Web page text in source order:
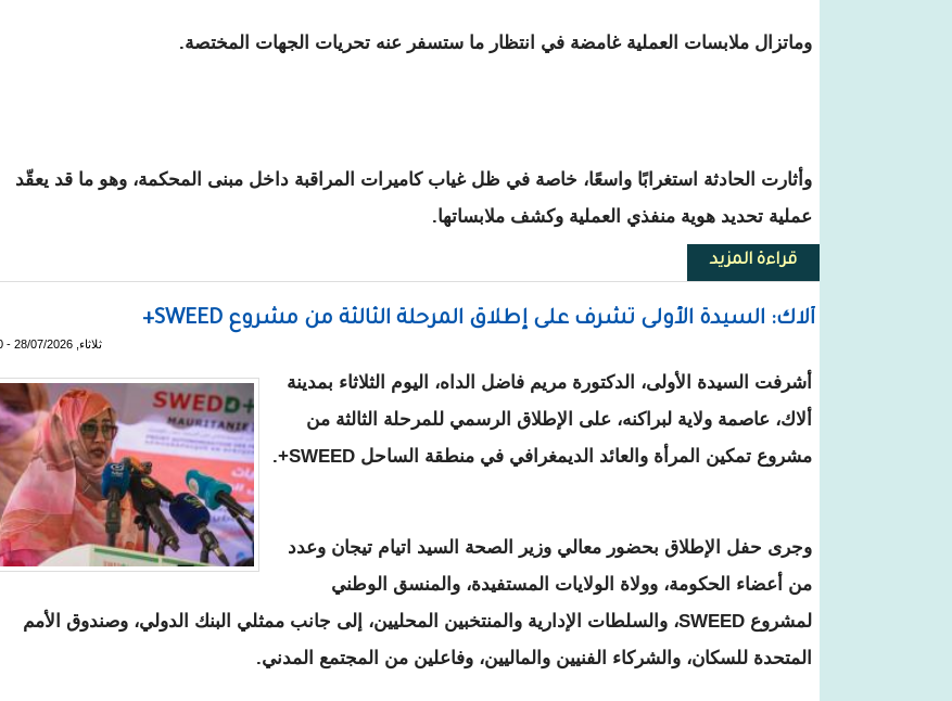
وماتزال ملابسات العملية غامضة في انتظار ما ستسفر عنه تحريات الجهات المختصة.
وأثارت الحادثة استغرابًا واسعًا، خاصة في ظل غياب كاميرات المراقبة داخل مبنى المحكمة، وهو ما قد يعقّد
عملية تحديد هوية منفذي العملية وكشف ملابساتها.
قراءة المزيدحول تعرض مبنى محكمة ازويرات وسرقة بعض محتوياته
ألاك: السيدة الأولى تشرف على إطلاق المرحلة الثالثة من مشروع SWEED+
ثلاثاء, 28/07/2026 - 15:20
أشرفت السيدة الأولى، الدكتورة مريم فاضل الداه، اليوم الثلاثاء بمدينة
ألاك، عاصمة ولاية لبراكنه، على الإطلاق الرسمي للمرحلة الثالثة من
مشروع تمكين المرأة والعائد الديمغرافي في منطقة الساحل SWEED+.
وجرى حفل الإطلاق بحضور معالي وزير الصحة السيد اتيام تيجان وعدد
من أعضاء الحكومة، وولاة الولايات المستفيدة، والمنسق الوطني
لمشروع SWEED، والسلطات الإدارية والمنتخبين المحليين، إلى جانب ممثلي البنك الدولي، وصندوق الأمم
المتحدة للسكان، والشركاء الفنيين والماليين، وفاعلين من المجتمع المدني.